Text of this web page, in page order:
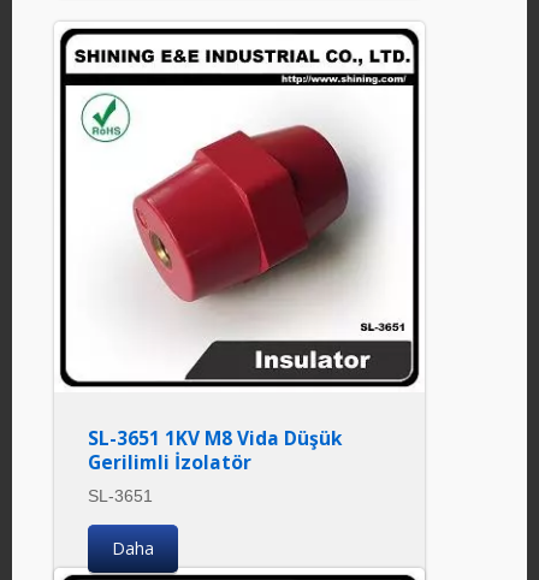
SL-3651 1KV M8 Vida Düşük
Gerilimli İzolatör
SL-3651
Daha